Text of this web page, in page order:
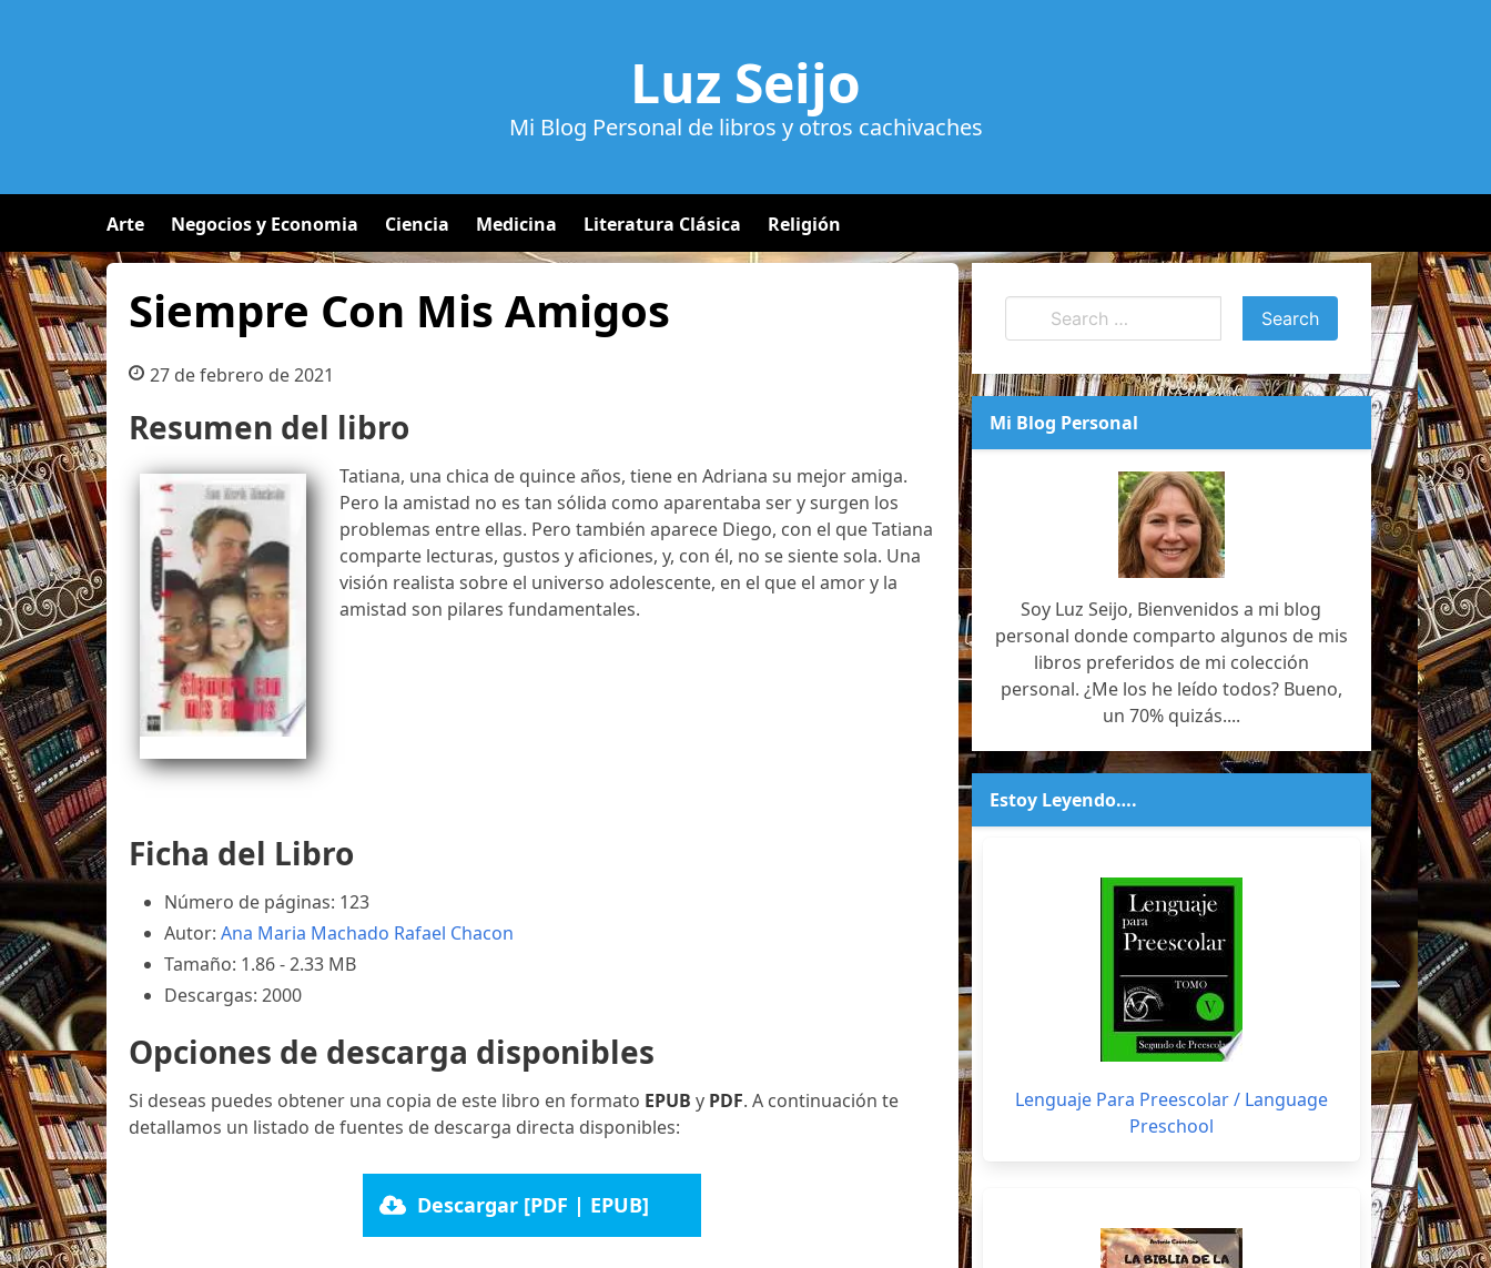
Luz Seijo
Mi Blog Personal de libros y otros cachivaches
Arte Negocios y Economia Ciencia Medicina Literatura Clásica Religión
Siempre Con Mis Amigos
27 de febrero de 2021
Resumen del libro
Tatiana, una chica de quince años, tiene en Adriana su mejor amiga.
Pero la amistad no es tan sólida como aparentaba ser y surgen los
problemas entre ellas. Pero también aparece Diego, con el que Tatiana
comparte lecturas, gustos y aficiones, y, con él, no se siente sola. Una
visión realista sobre el universo adolescente, en el que el amor y la
amistad son pilares fundamentales.
Ficha del Libro
Número de páginas: 123
Autor: Ana Maria Machado Rafael Chacon
Tamaño: 1.86 - 2.33 MB
Descargas: 2000
Opciones de descarga disponibles
Si deseas puedes obtener una copia de este libro en formato EPUB y PDF. A continuación te
detallamos un listado de fuentes de descarga directa disponibles:
Descargar [PDF | EPUB]
Mi Blog Personal
Soy Luz Seijo, Bienvenidos a mi blog
personal donde comparto algunos de mis
libros preferidos de mi colección
personal. ¿Me los he leído todos? Bueno,
un 70% quizás....
Estoy Leyendo….
Lenguaje Para Preescolar / Language
Preschool